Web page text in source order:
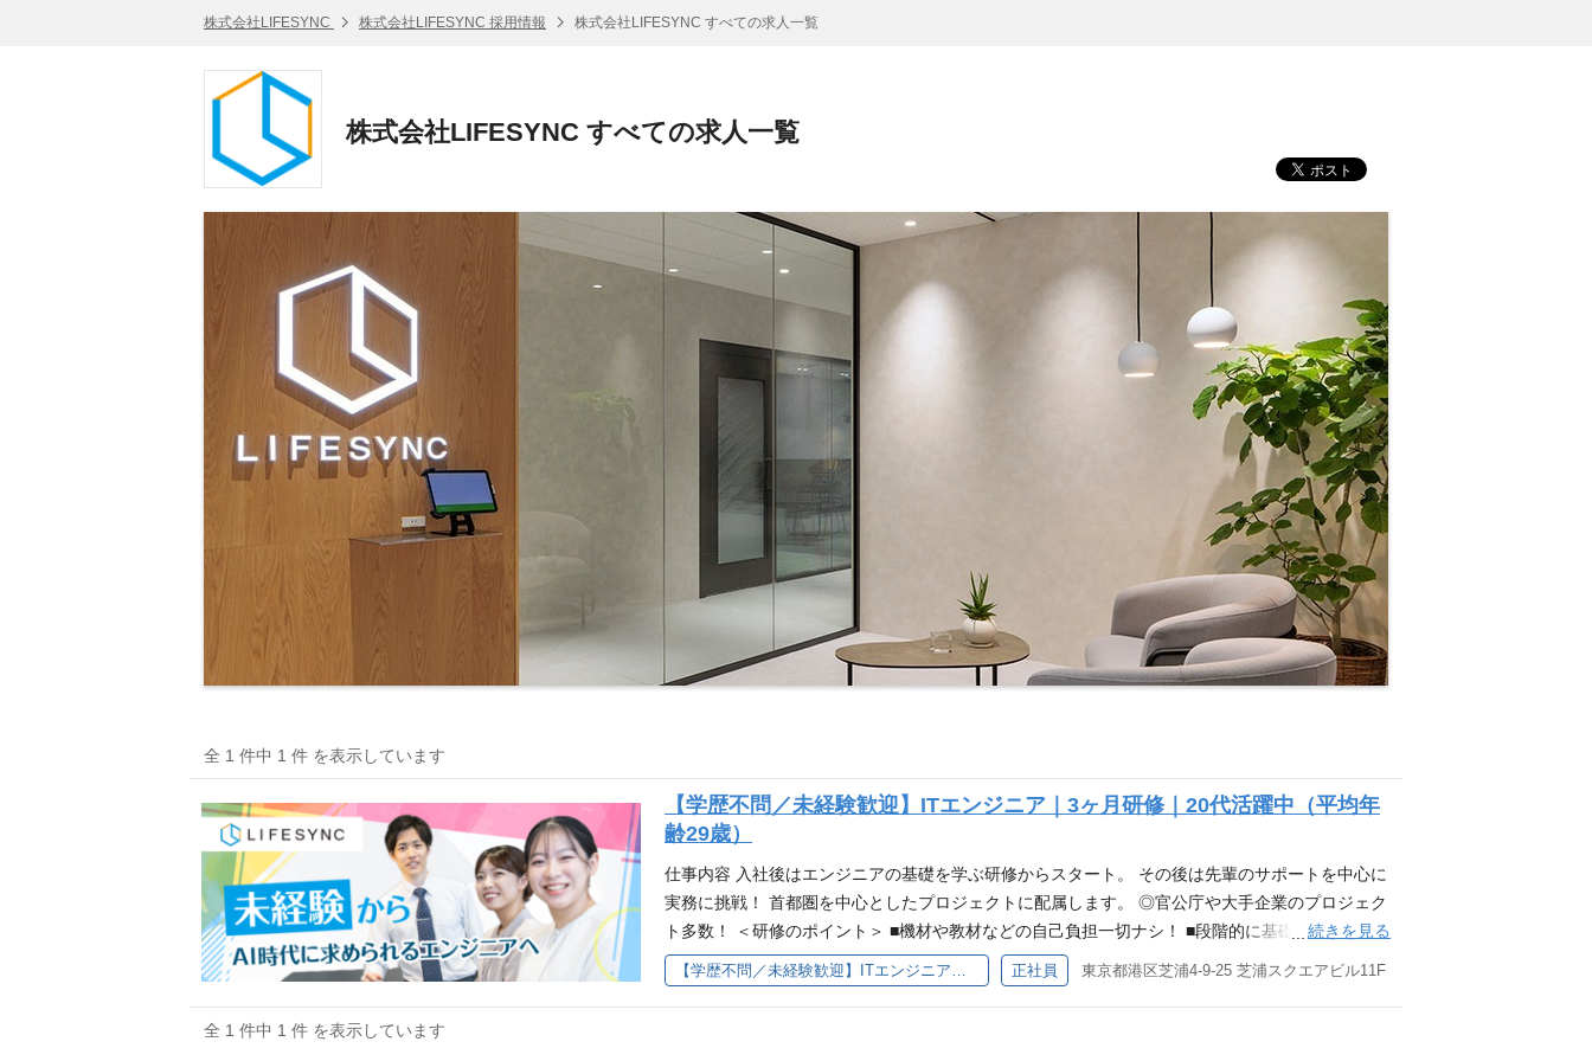
株式会社LIFESYNC 株式会社LIFESYNC 採用情報 株式会社LIFESYNC すべての求人一覧
株式会社LIFESYNC すべての求人一覧
全 1 件中 1 件 を表示しています
【学歴不問／未経験歓迎】ITエンジニア｜3ヶ月研修｜20代活躍中（平均年
齢29歳）
仕事内容 入社後はエンジニアの基礎を学ぶ研修からスタート。 その後は先輩のサポートを中心に
実務に挑戦！ 首都圏を中心としたプロジェクトに配属します。 ◎官公庁や大手企業のプロジェク
ト多数！ ＜研修のポイント＞ ■機材や教材などの自己負担一切ナシ！ ■段階的に基礎から課題学
習までを実施 ■設計・開発から運用まで一連の流れを経験 ■国家資格『基本情報技術者試験』にチ
ャレンジ！ ■同期と一緒にチームワークも身に付ける♪ 入社時初期研修 【1カ月目】 入社後の1週
続きを見る
正社員 東京都港区芝浦4-9-25 芝浦スクエアビル11F
全 1 件中 1 件 を表示しています